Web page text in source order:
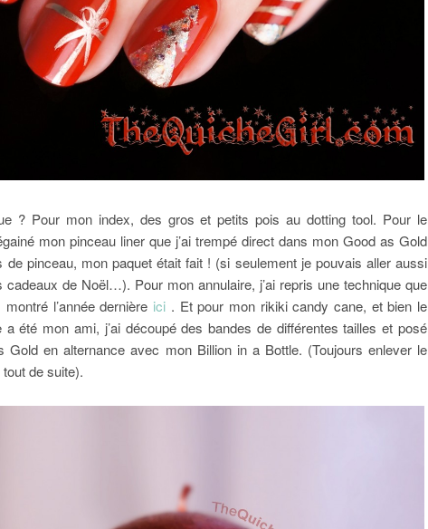
? Pour mon index, des gros et petits pois au dotting tool. Pour le
mon pinceau liner que j’ai trempé direct dans mon Good as Gold
de pinceau, mon paquet était fait ! (si seulement je pouvais aller aussi
cadeaux de Noël…). Pour mon annulaire, j’ai repris une technique que
l’année dernière ici . Et pour mon rikiki candy cane, et bien le
a été mon ami, j’ai découpé des bandes de différentes tailles et posé
Gold en alternance avec mon Billion in a Bottle. (Toujours enlever le
de suite).